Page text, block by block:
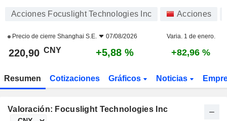
Acciones Focuslight Technologies Inc Acciones
Precio de cierre Shanghai S.E. 07/08/2026 Varia. 1 de enero.
220,90 CNY +5,88 % +82,96 %
Resumen Cotizaciones Gráficos Noticias
Valoración: Focuslight Technologies Inc